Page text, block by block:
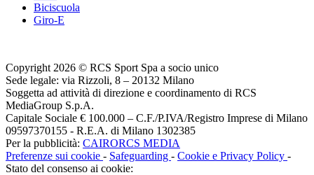
Biciscuola
Giro-E
Copyright 2026 © RCS Sport Spa a socio unico
Sede legale: via Rizzoli, 8 – 20132 Milano
Soggetta ad attività di direzione e coordinamento di RCS
MediaGroup S.p.A.
Capitale Sociale € 100.000 – C.F./P.IVA/Registro Imprese di Milano
09597370155 - R.E.A. di Milano 1302385
Per la pubblicità: CAIRORCS MEDIA
Preferenze sui cookie - Safeguarding - Cookie e Privacy Policy -
Stato del consenso ai cookie: